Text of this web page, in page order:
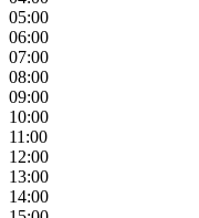
05:00
06:00
07:00
08:00
09:00
10:00
11:00
12:00
13:00
14:00